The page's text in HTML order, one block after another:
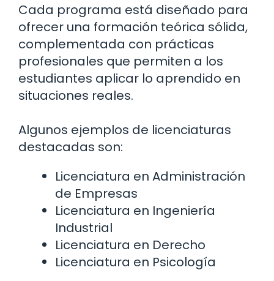
Cada programa está diseñado para
ofrecer una formación teórica sólida,
complementada con prácticas
profesionales que permiten a los
estudiantes aplicar lo aprendido en
situaciones reales.
Algunos ejemplos de licenciaturas
destacadas son:
Licenciatura en Administración
de Empresas
Licenciatura en Ingeniería
Industrial
Licenciatura en Derecho
Licenciatura en Psicología